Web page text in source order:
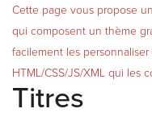
Cette page vous propose
qui composent un thème
facilement les
HTML/CSS/JS/XML qui les
Titres